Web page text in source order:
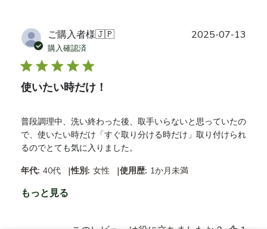
ご購入者様🇯🇵
購入確認済
使いたい時だけ！
普段調理中、洗い終わった後、取手いらないと思っていたの
で、使いたい時だけ「すぐ取り分ける時だけ」取り付けられ
るのでとても気に入りました。
年代: 40代 |性別: 女性 |使用歴: 1か月未満
もっと見る
2025-07-13